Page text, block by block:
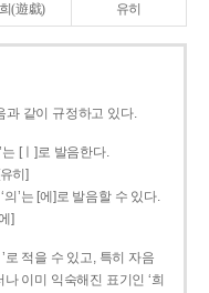
(遊戱) 유히
과 같이 규정하고 있다.
[ㅣ]로 발음한다.
히]
’는 [에]로 발음할 수 있다.
]
로 적을 수 있고, 특히 자음
이미 익숙해진 표기인 ‘희